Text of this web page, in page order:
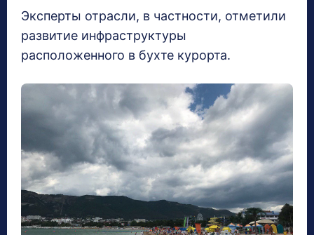
Эксперты отрасли, в частности, отметили
развитие инфраструктуры
расположенного в бухте курорта.